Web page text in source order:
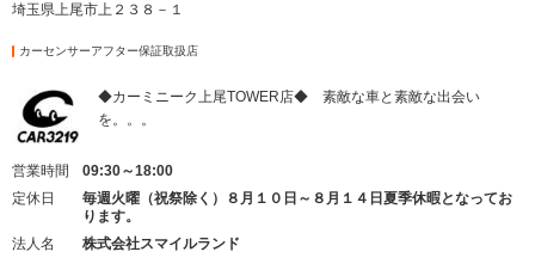
埼玉県上尾市上２３８－１
カーセンサーアフター保証取扱店
◆カーミニーク上尾TOWER店◆ 素敵な車と素敵な出会い
を。。。
営業時間
09:30～18:00
定休日
毎週火曜（祝祭除く）８月１０日～８月１４日夏季休暇となってお
ります。
法人名
株式会社スマイルランド